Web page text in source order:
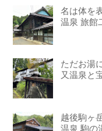
名は体を
温泉 旅館
ただお湯
又温泉と
越後駒ヶ
温泉 駒の